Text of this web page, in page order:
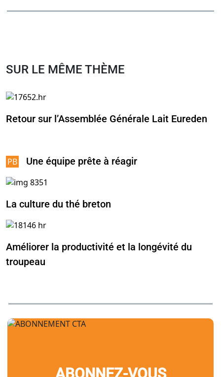
SUR LE MÊME THÈME
Retour sur l’Assemblée Générale Lait Eureden
Une équipe prête à réagir
La culture du thé breton
Améliorer la productivité et la longévité du
troupeau